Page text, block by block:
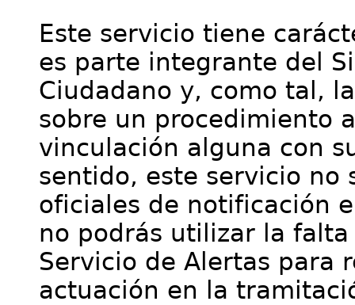
Este servicio tiene
es parte integrante del
Ciudadano y, como tal,
sobre un procedimiento
vinculación alguna con
sentido, este servicio no
oficiales de notificación
no podrás utilizar la
Servicio de Alertas para
actuación en la